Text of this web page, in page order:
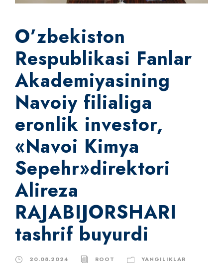
O’zbekiston
Respublikasi Fanlar
Akademiyasining
Navoiy filialiga
eronlik investor,
«Navoi Kimya
Sepehr»direktori
Alireza
RAJABIJORSHARI
tashrif buyurdi
20.08.2024 ROOT YANGILIKLAR